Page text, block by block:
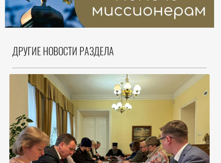
ДРУГИЕ НОВОСТИ РАЗДЕЛА